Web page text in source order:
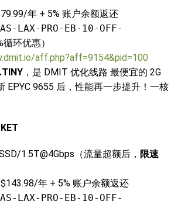
年 + 5% 账户余额返还
LAX-PRO-EB-10-OFF-
循环优惠）
aff.php?aff=9154&pid=100
，是 DMIT 优化线路 最便宜的 2G
EPYC 9655 后，性能再一步提升！一核
1.5T@4Gbps（流量超额后， 限速
年 + 5% 账户余额返还
LAX-PRO-EB-10-OFF-